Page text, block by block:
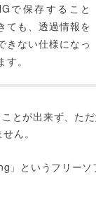
で保存すること
ても、透過情報を
きない仕様になっ
す。
とが出来ず、た
ん。
」というフリーソ